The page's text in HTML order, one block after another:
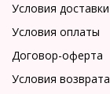
Условия доставки
Условия оплаты
Договор-оферта
Условия возврата